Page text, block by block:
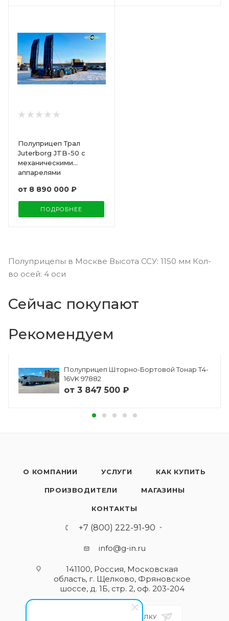
Полуприцеп Трал
Juterborg JTB-50 с
механическими
аппарелями
от 8 890 000 ₽
ПОДРОБНЕЕ
Полуприцепы в Москве Высота ССУ: 1150 мм Кол-
во осей: 4 оси
Сейчас покупают
Рекомендуем
Полуприцеп Шторно-Бортовой Тонар Т4-
16VK 97882
от 3 847 500 ₽
О КОМПАНИИ УСЛУГИ КАК КУПИТЬ
ПРОИЗВОДИТЕЛИ МАГАЗИНЫ
КОНТАКТЫ
+7 (800) 222-91-90
info@g-in.ru
141100, Россия, Московская
область, г. Щелково, Фряновское
шоссе, д. 1Б, стр. 2, оф. 203-204
ПОДПИСАТЬСЯ НА РАССЫЛКУ